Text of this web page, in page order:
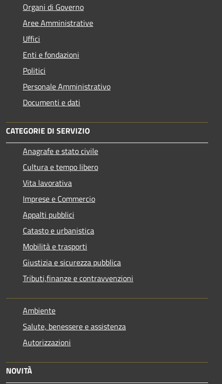
Organi di Governo
Aree Amministrative
Uffici
Enti e fondazioni
Politici
Personale Amministrativo
Documenti e dati
CATEGORIE DI SERVIZIO
Anagrafe e stato civile
Cultura e tempo libero
Vita lavorativa
Imprese e Commercio
Appalti pubblici
Catasto e urbanistica
Mobilità e trasporti
Giustizia e sicurezza pubblica
Tributi,finanze e contravvenzioni
Ambiente
Salute, benessere e assistenza
Autorizzazioni
NOVITÀ